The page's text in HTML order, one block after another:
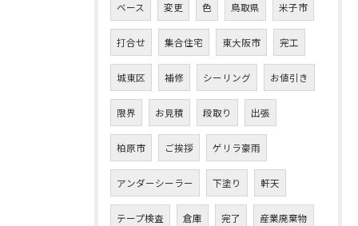
ベース 変更 色 鳥取県 米子市
打合せ 集合住宅 東大阪市 完工
城東区 補修 シーリング お値引き
限界 お見積 段取り 出張
柏原市 ご挨拶 ゲリラ豪雨
アンダーシーラー 下塗り 軒天
テープ検査 倉庫 完了 産業廃棄物